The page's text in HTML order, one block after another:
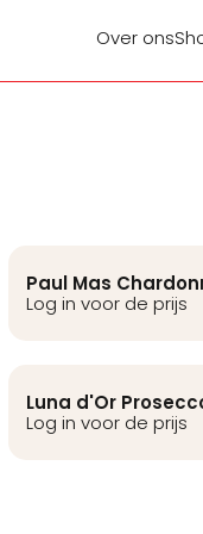
Over ons
Paul Mas
Log in voor de prijs
Luna d'Or
Log in voor de prijs